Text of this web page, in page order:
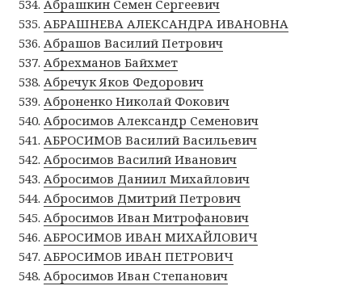
Абрашкин Семен Сергеевич
АБРАШНЕВА АЛЕКСАНДРА ИВАНОВНА
Абрашов Василий Петрович
Абрехманов Байхмет
Абречук Яков Федорович
Аброненко Николай Фокович
Абросимов Александр Семенович
АБРОСИМОВ Василий Васильевич
Абросимов Василий Иванович
Абросимов Даниил Михайлович
Абросимов Дмитрий Петрович
Абросимов Иван Митрофанович
АБРОСИМОВ ИВАН МИХАЙЛОВИЧ
АБРОСИМОВ ИВАН ПЕТРОВИЧ
Абросимов Иван Степанович